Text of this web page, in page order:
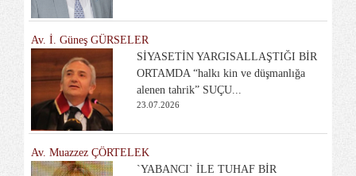
Av. İ. Güneş GÜRSELER
SİYASETİN YARGISALLAŞTIĞI BİR
ORTAMDA “halkı kin ve düşmanlığa
alenen tahrik” SUÇU...
23.07.2026
Av. Muazzez ÇÖRTELEK
`YABANCI` İLE TUHAF BİR